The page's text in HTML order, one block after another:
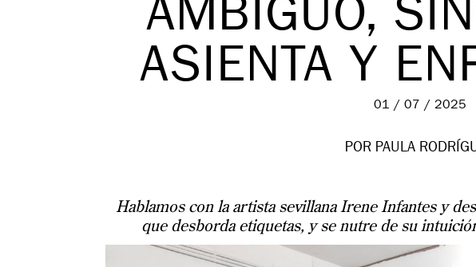
AMBIGUO,
ASIENTA Y
01 / 07 / 2025
POR PAULA
Hablamos con la artista sevillana Irene Infantes y
que desborda etiquetas, y se nutre de su